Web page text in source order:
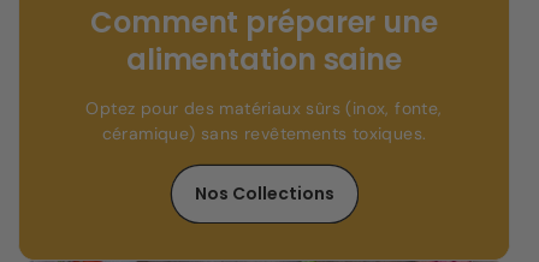
Comment préparer une
alimentation saine
Optez pour des matériaux sûrs (inox, fonte,
céramique) sans revêtements toxiques.
Nos Collections